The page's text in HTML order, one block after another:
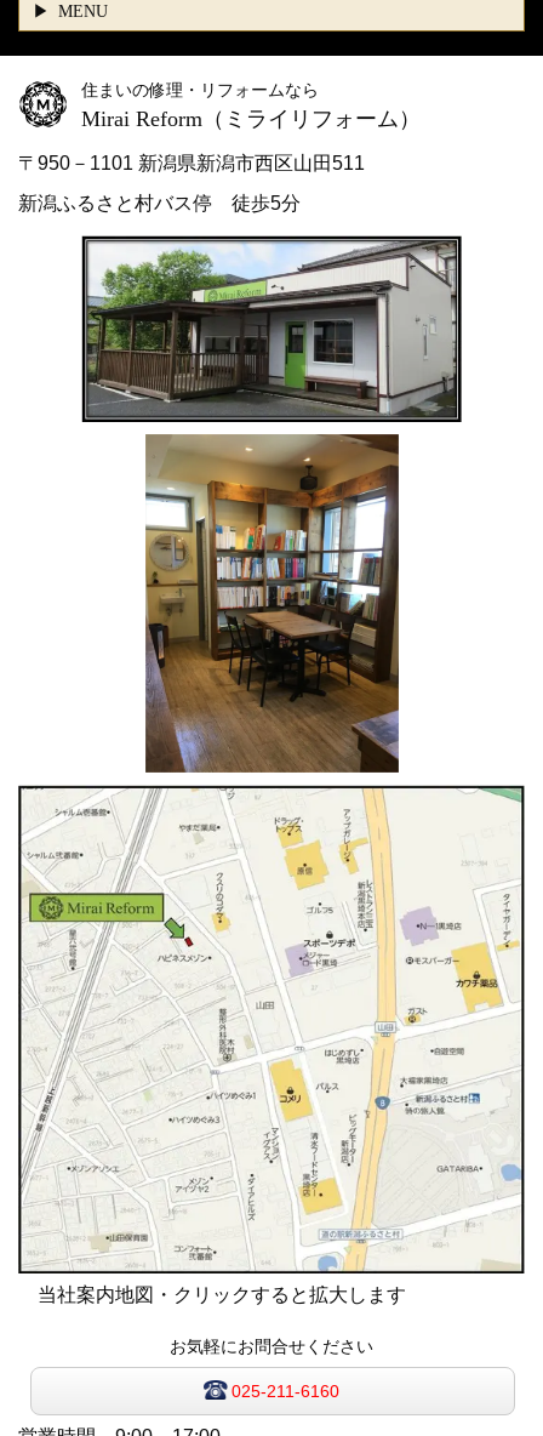
MENU
住まいの修理・リフォームなら
Mirai Reform （ミライリフォーム）
〒950－1101 新潟県新潟市西区山田511
新潟ふるさと村バス停 徒歩5分
当社案内地図・クリックすると拡大します
お気軽にお問合せください
025-211-6160